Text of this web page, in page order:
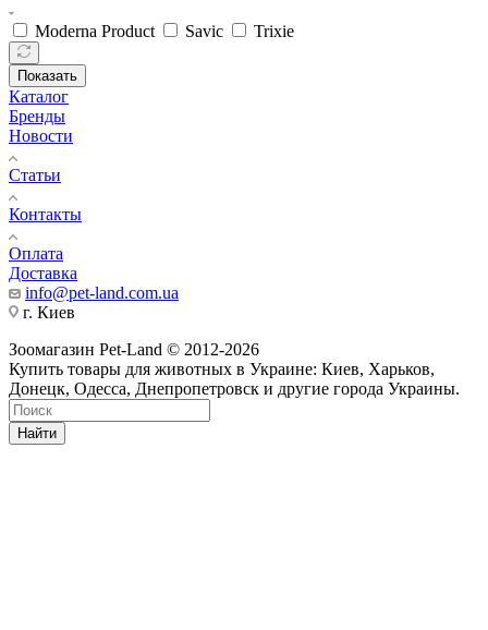
Moderna Product Savic Trixie
Показать
Каталог
Бренды
Новости
Статьи
Контакты
Оплата
Доставка
info@pet-land.com.ua
г. Киев
Зоомагазин Pet-Land © 2012-2026
Купить товары для животных в Украине: Киев, Харьков,
Донецк, Одесса, Днепропетровск и другие города Украины.
Найти